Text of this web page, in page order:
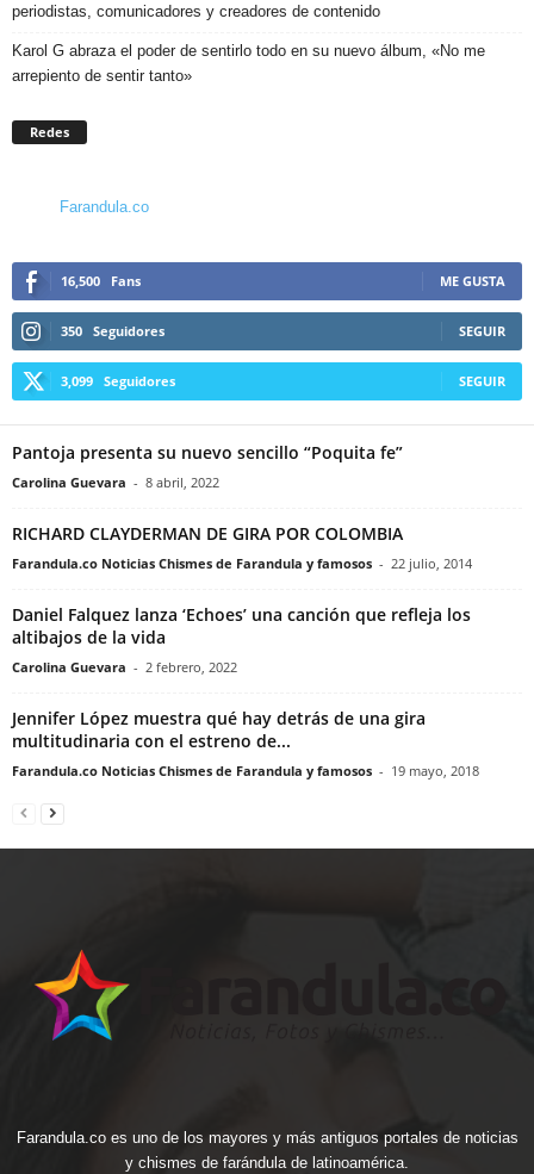
periodistas, comunicadores y creadores de contenido
Karol G abraza el poder de sentirlo todo en su nuevo álbum, «No me
arrepiento de sentir tanto»
Redes
Farandula.co
16,500 Fans ME GUSTA
350 Seguidores SEGUIR
3,099 Seguidores SEGUIR
Pantoja presenta su nuevo sencillo “Poquita fe”
Carolina Guevara - 8 abril, 2022
RICHARD CLAYDERMAN DE GIRA POR COLOMBIA
Farandula.co Noticias Chismes de Farandula y famosos - 22 julio, 2014
Daniel Falquez lanza ‘Echoes’ una canción que refleja los
altibajos de la vida
Carolina Guevara - 2 febrero, 2022
Jennifer López muestra qué hay detrás de una gira
multitudinaria con el estreno de...
Farandula.co Noticias Chismes de Farandula y famosos - 19 mayo, 2018
Farandula.co es uno de los mayores y más antiguos portales de noticias
y chismes de farándula de latinoamérica.